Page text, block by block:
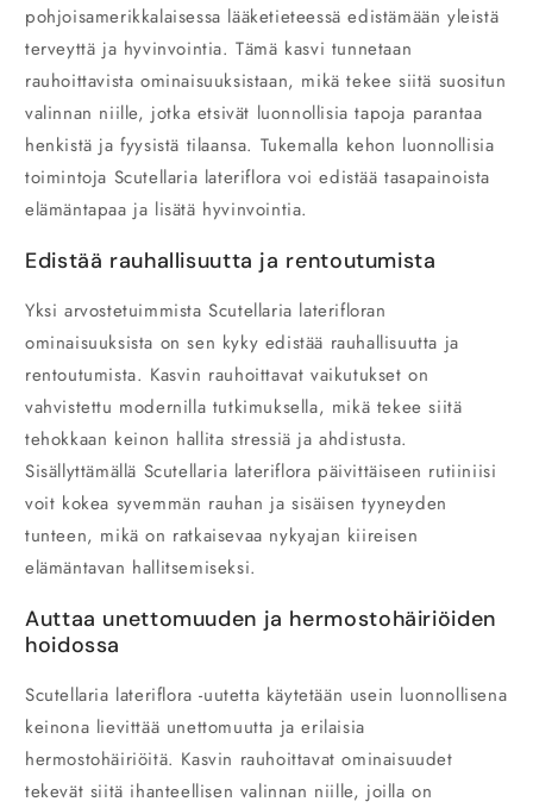
pohjoisamerikkalaisessa lääketieteessä edistämään yleistä
terveyttä ja hyvinvointia. Tämä kasvi tunnetaan
rauhoittavista ominaisuuksistaan, mikä tekee siitä suositun
valinnan niille, jotka etsivät luonnollisia tapoja parantaa
henkistä ja fyysistä tilaansa. Tukemalla kehon luonnollisia
toimintoja Scutellaria lateriflora voi edistää tasapainoista
elämäntapaa ja lisätä hyvinvointia.
Edistää rauhallisuutta ja rentoutumista
Yksi arvostetuimmista Scutellaria laterifloran
ominaisuuksista on sen kyky edistää rauhallisuutta ja
rentoutumista. Kasvin rauhoittavat vaikutukset on
vahvistettu modernilla tutkimuksella, mikä tekee siitä
tehokkaan keinon hallita stressiä ja ahdistusta.
Sisällyttämällä Scutellaria lateriflora päivittäiseen rutiiniisi
voit kokea syvemmän rauhan ja sisäisen tyyneyden
tunteen, mikä on ratkaisevaa nykyajan kiireisen
elämäntavan hallitsemiseksi.
Auttaa unettomuuden ja hermostohäiriöiden
hoidossa
Scutellaria lateriflora -uutetta käytetään usein luonnollisena
keinona lievittää unettomuutta ja erilaisia
hermostohäiriöitä. Kasvin rauhoittavat ominaisuudet
tekevät siitä ihanteellisen valinnan niille, joilla on